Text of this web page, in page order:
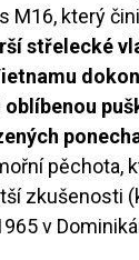
M16, který
střelecké
oblíbenou
pěchota,
zkušenosti
v